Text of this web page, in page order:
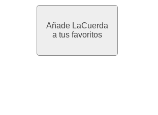
Añade LaCuerda
a tus favoritos